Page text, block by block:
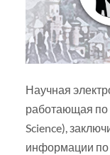
Научная
работающая по
Science),
информации